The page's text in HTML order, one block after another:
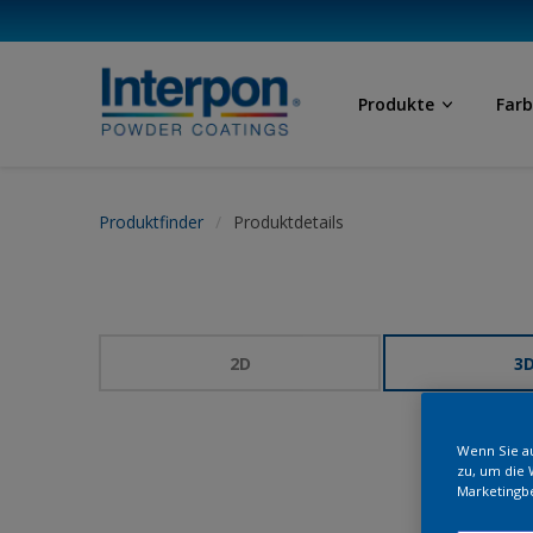
Produkte
Produktfinder Produktdetails
2D 3D
Wenn Sie
zu, um die